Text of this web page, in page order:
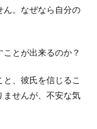
ん。なぜなら自分の
とが出来るのか？
、彼氏を信じるこ
ませんが、不安な気